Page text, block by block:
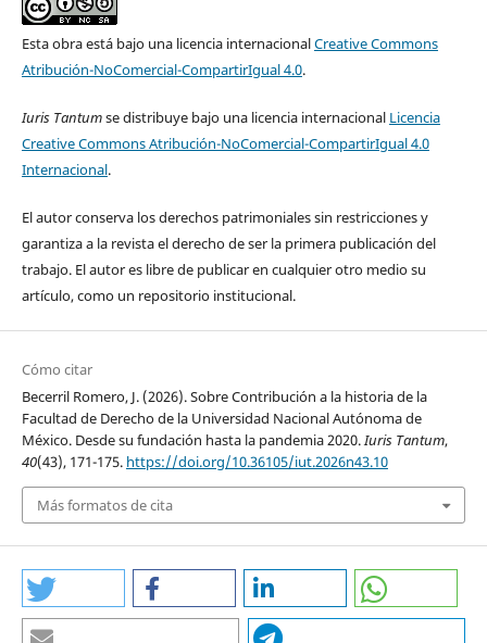
Esta obra está bajo una licencia internacionalCreative Commons
Atribución-NoComercial-CompartirIgual 4.0.
Iuris Tantumse distribuye bajo una licencia internacional Licencia
Creative Commons Atribución-NoComercial-CompartirIgual 4.0
Internacional.
El autor conserva los derechos patrimoniales sin restricciones y
garantiza a la revista el derecho de ser la primera publicación del
trabajo. El autor es libre de publicar en cualquier otro medio su
artículo, como un repositorio institucional.
Cómo citar
Becerril Romero, J. (2026). Sobre Contribución a la historia de la
Facultad de Derecho de la Universidad Nacional Autónoma de
México. Desde su fundación hasta la pandemia 2020.Iuris Tantum,
40(43), 171-175. https://doi.org/10.36105/iut.2026n43.10
Más formatos de cita